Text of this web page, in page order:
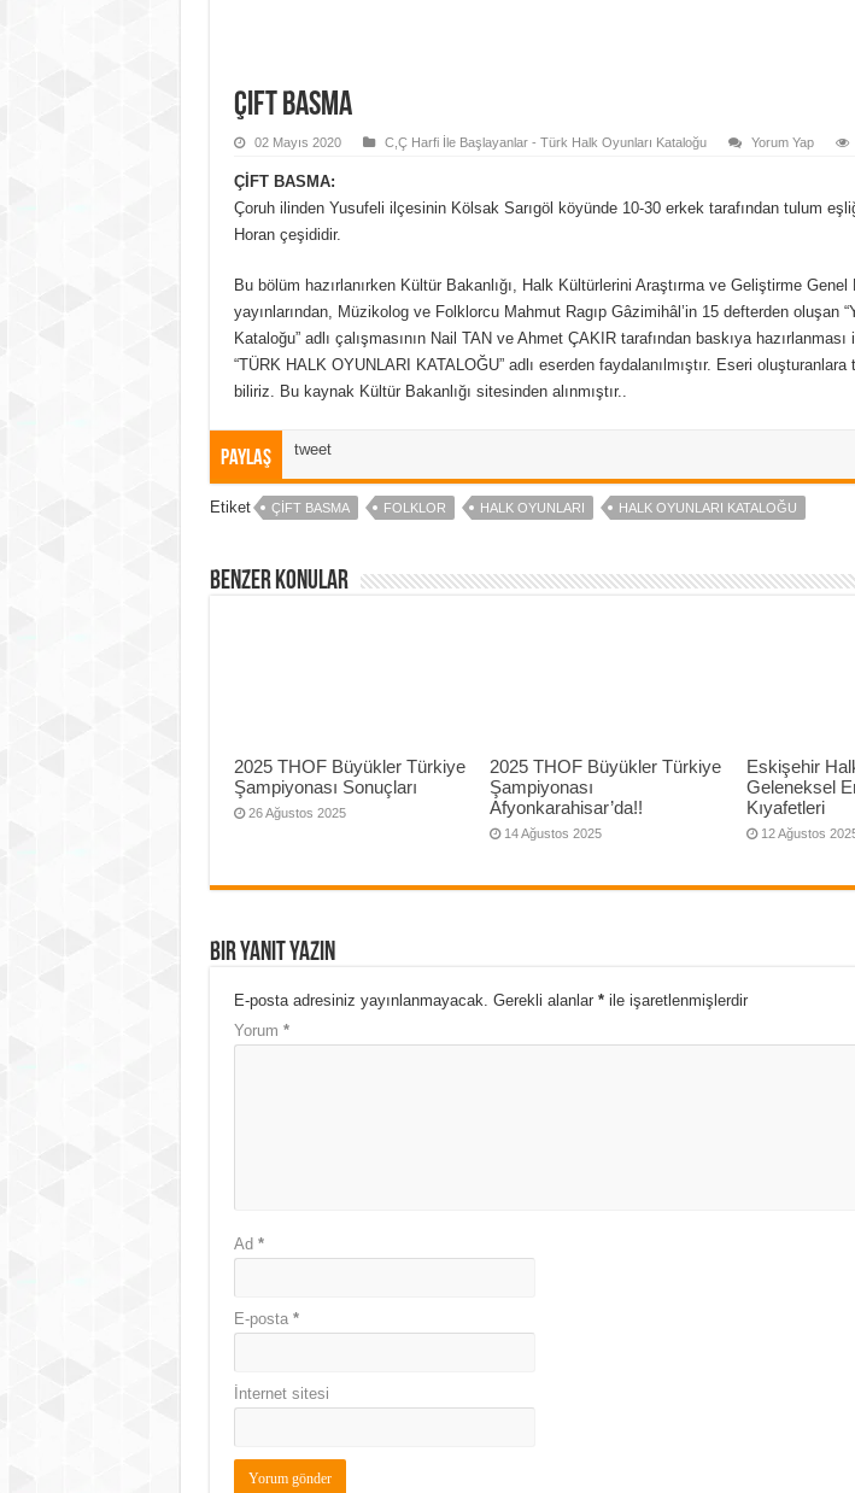
Çift Basma
02 Mayıs 2020 C,Ç Harfi İle Başlayanlar - Türk Halk Oyunları Kataloğu Yorum Yap
ÇİFT BASMA:
Çoruh ilinden Yusufeli ilçesinin Kölsak Sarıgöl köyünde 10-30 erkek tarafından tulum
Horan çeşididir.
Bu bölüm hazırlanırken Kültür Bakanlığı, Halk Kültürlerini Araştırma ve Geliştirme Genel
yayınlarından, Müzikolog ve Folklorcu Mahmut Ragıp Gâzimihâl’in 15 defterden oluşan
Kataloğu” adlı çalışmasının Nail TAN ve Ahmet ÇAKIR tarafından baskıya
“TÜRK HALK OYUNLARI KATALOĞU” adlı eserden faydalanılmıştır. Eseri
biliriz. Bu kaynak Kültür Bakanlığı sitesinden alınmıştır..
Paylaş tweet
Etiket ÇIFT BASMA FOLKLOR HALK OYUNLARI HALK OYUNLARI KATALOĞU
Benzer Konular
2025 THOF Büyükler Türkiye
Şampiyonası Sonuçları
26 Ağustos 2025
2025 THOF Büyükler Türkiye
Şampiyonası
Afyonkarahisar’da!!
14 Ağustos 2025
Eskişehir
Geleneksel
Kıyafetleri
12 Ağustos
Bir yanıt yazın
E-posta adresiniz yayınlanmayacak. Gerekli alanlar *ile işaretlenmişlerdir
Yorum *
Ad *
E-posta *
İnternet sitesi